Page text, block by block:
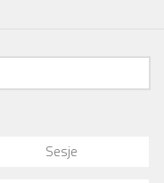
Sesje